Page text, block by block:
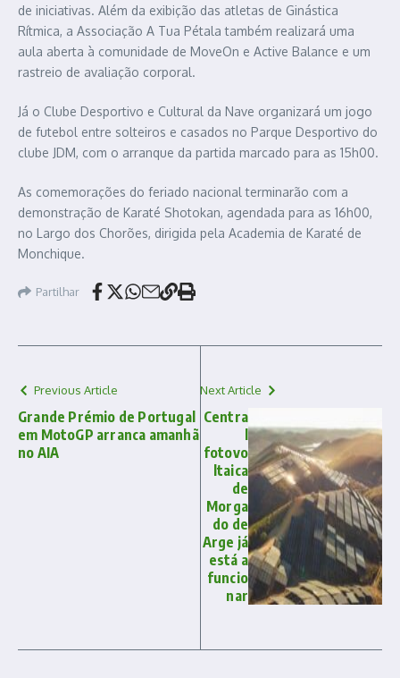
de iniciativas. Além da exibição das atletas de Ginástica
Rítmica, a Associação A Tua Pétala também realizará uma
aula aberta à comunidade de MoveOn e Active Balance e um
rastreio de avaliação corporal.
Já o Clube Desportivo e Cultural da Nave organizará um jogo
de futebol entre solteiros e casados no Parque Desportivo do
clube JDM, com o arranque da partida marcado para as 15h00.
As comemorações do feriado nacional terminarão com a
demonstração de Karaté Shotokan, agendada para as 16h00,
no Largo dos Chorões, dirigida pela Academia de Karaté de
Monchique.
Partilhar
Previous Article
Grande Prémio de Portugal
em MotoGP arranca amanhã
no AIA
Next Article
Centra
fotovo
ltaica
de
Morga
do de
Arge já
está a
funcio
nar